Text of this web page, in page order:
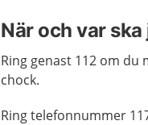
När och var
Ring genast 112 om
chock.
Ring telefonnummer